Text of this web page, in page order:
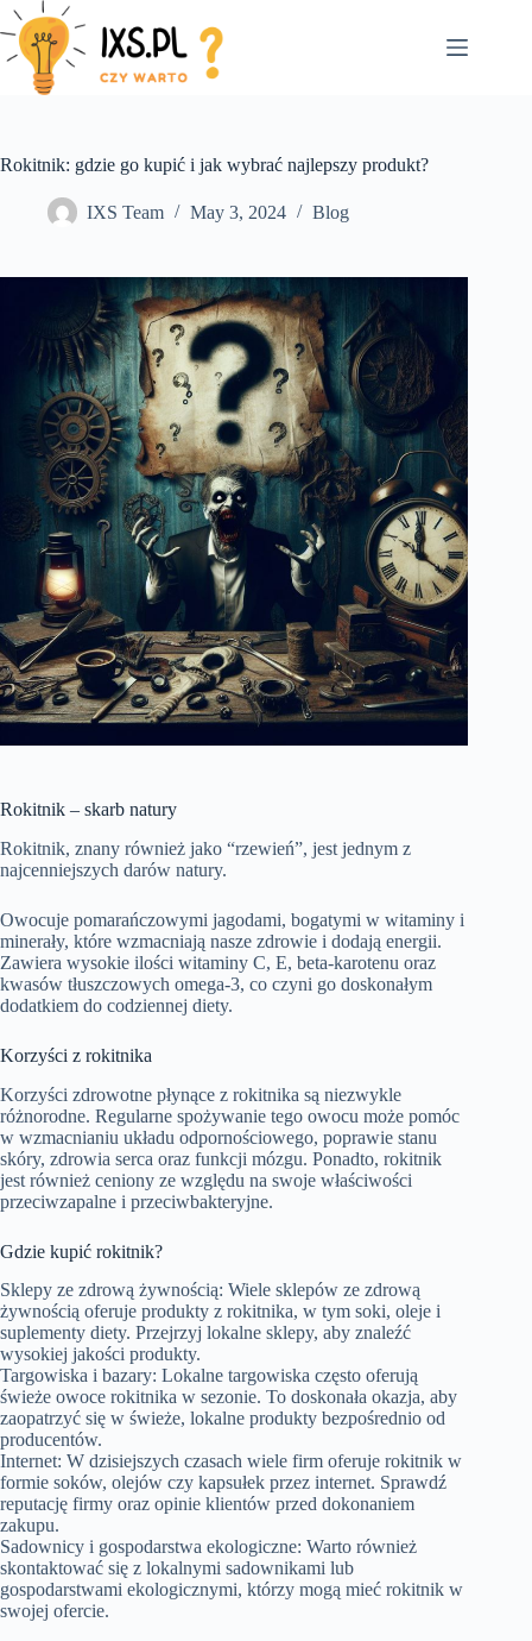
Skip
to
content
Rokitnik: gdzie go kupić i jak wybrać najlepszy produkt?
IXS Team May 3, 2024 Blog
Rokitnik – skarb natury
Rokitnik, znany również jako “rzewień”, jest jednym z
najcenniejszych darów natury.
Owocuje pomarańczowymi jagodami, bogatymi w witaminy i
minerały, które wzmacniają nasze zdrowie i dodają energii.
Zawiera wysokie ilości witaminy C, E, beta-karotenu oraz
kwasów tłuszczowych omega-3, co czyni go doskonałym
dodatkiem do codziennej diety.
Korzyści z rokitnika
Korzyści zdrowotne płynące z rokitnika są niezwykle
różnorodne. Regularne spożywanie tego owocu może pomóc
w wzmacnianiu układu odpornościowego, poprawie stanu
skóry, zdrowia serca oraz funkcji mózgu. Ponadto, rokitnik
jest również ceniony ze względu na swoje właściwości
przeciwzapalne i przeciwbakteryjne.
Gdzie kupić rokitnik?
Sklepy ze zdrową żywnością: Wiele sklepów ze zdrową
żywnością oferuje produkty z rokitnika, w tym soki, oleje i
suplementy diety. Przejrzyj lokalne sklepy, aby znaleźć
wysokiej jakości produkty.
Targowiska i bazary: Lokalne targowiska często oferują
świeże owoce rokitnika w sezonie. To doskonała okazja, aby
zaopatrzyć się w świeże, lokalne produkty bezpośrednio od
producentów.
Internet: W dzisiejszych czasach wiele firm oferuje rokitnik w
formie soków, olejów czy kapsułek przez internet. Sprawdź
reputację firmy oraz opinie klientów przed dokonaniem
zakupu.
Sadownicy i gospodarstwa ekologiczne: Warto również
skontaktować się z lokalnymi sadownikami lub
gospodarstwami ekologicznymi, którzy mogą mieć rokitnik w
swojej ofercie.